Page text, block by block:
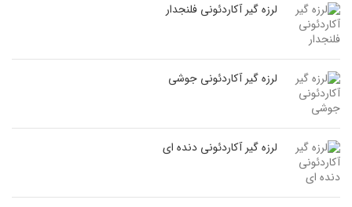
لرزه گیر آکاردئونی فلنجدار
لرزه گیر آکاردئونی جوشی
لرزه گیر آکاردئونی دنده ای